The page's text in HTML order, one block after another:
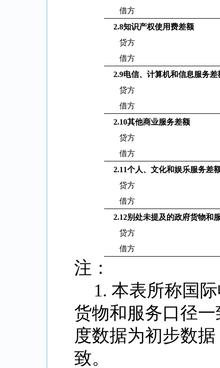
借方
2.8知识产权使用费差额
贷方
借方
2.9电信、计算机和信息服务差
贷方
借方
2.10其他商业服务差额
贷方
借方
2.11个人、文化和娱乐服务差
贷方
借方
2.12别处未提及的政府货物和
贷方
借方
注：
1. 本表所称国
货物和服务口径
度数据为初步数
致。